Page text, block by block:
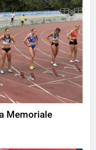
Memoriale